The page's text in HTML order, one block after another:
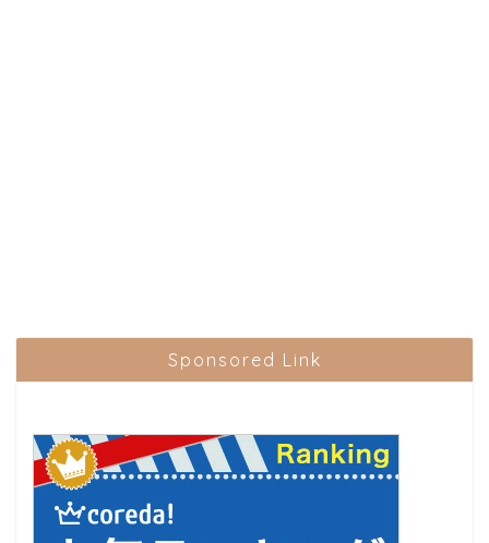
Sponsored Link